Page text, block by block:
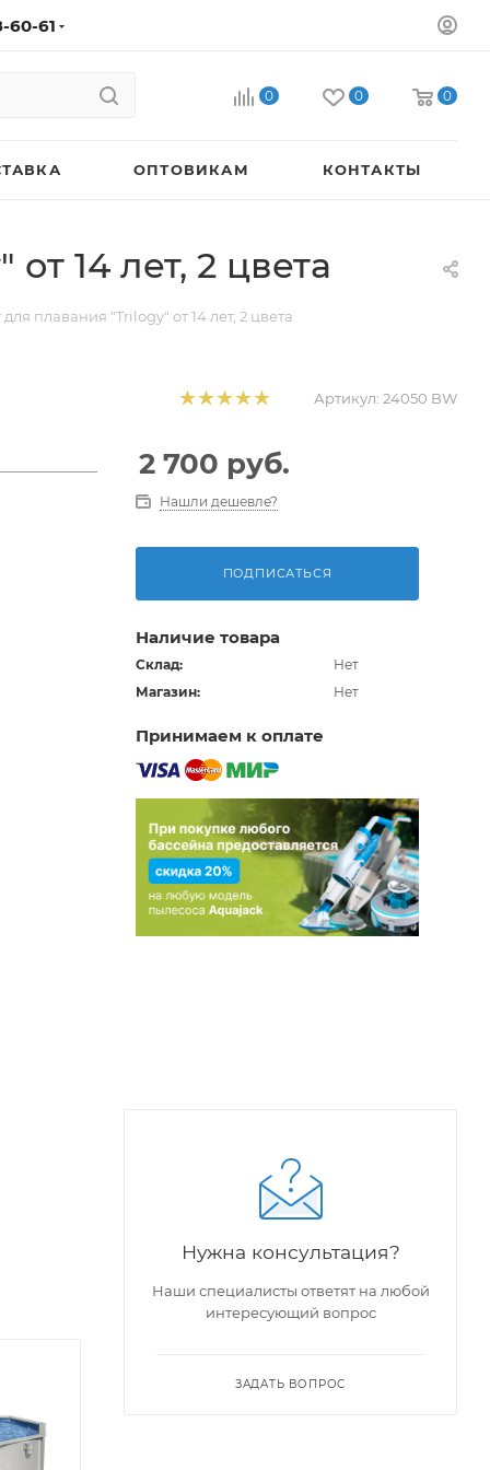
60-61
0 0 0
ОПТОВИКАМ КОНТАКТЫ
14 лет, 2 цвета
плавания "Trilogy" от 14 лет, 2 цвета
Артикул: 24050 BW
2 700 руб.
Нашли дешевле?
ПОДПИСАТЬСЯ
Наличие товара
Склад:
Нет
Магазин:
Нет
Принимаем к оплате
Нужна консультация?
Наши специалисты ответят на любой
интересующий вопрос
ЗАДАТЬ ВОПРОС